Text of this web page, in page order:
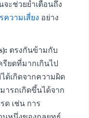
จะช่วยย้ำเตือนถึง
ความเสี่ยง อย่าง
ตรงกันข้ามกับ
รียดที่มากเกินไป
ด้เกิดจากความผิด
ารถเกิดขึ้นได้จาก
ด เช่น การ